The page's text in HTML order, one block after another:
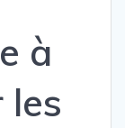
à
les